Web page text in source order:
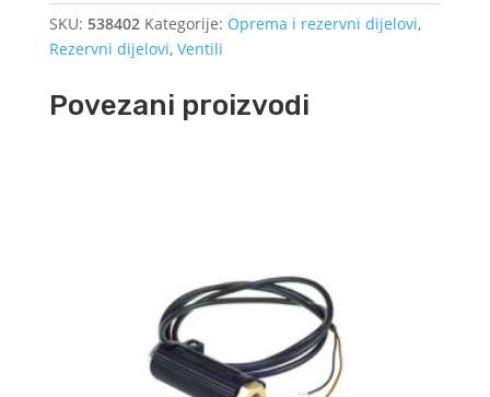
SKU: 538402 Kategorije: Oprema i rezervni dijelovi,
Rezervni dijelovi, Ventili
Povezani proizvodi